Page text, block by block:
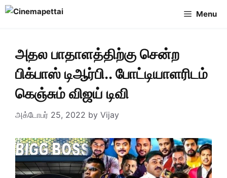
Skip
Menu
அதல பாதாளத்திற்கு சென்ற
பிக்பாஸ் டிஆர்பி.. போட்டியாளரிடம்
கெஞ்சும் விஜய் டிவி
அக்டோபர் 25, 2022 by Vijay